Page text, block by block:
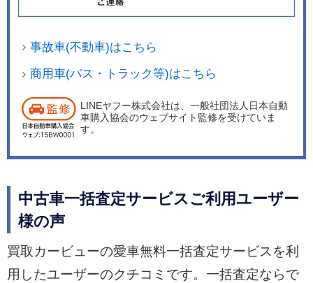
事故車(不動車)はこちら
商用車(バス・トラック等)はこちら
LINEヤフー株式会社は、一般社団法人日本自動
車購入協会のウェブサイト監修を受けていま
す。
中古車一括査定サービスご利用ユーザー
様の声
買取カービューの愛車無料一括査定サービスを利
用したユーザーのクチコミです。一括査定ならで